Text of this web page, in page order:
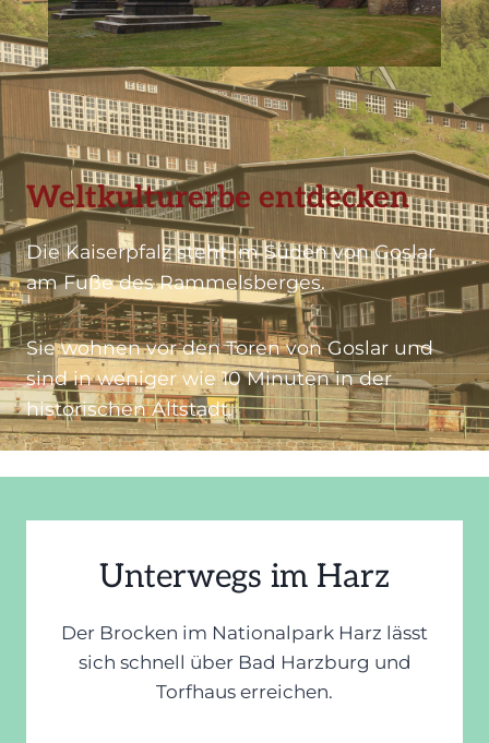
Weltkulturerbe entdecken
Die Kaiserpfalz steht im Süden von Goslar
am Fuße des Rammelsberges.
Sie wohnen vor den Toren von Goslar und
sind in weniger wie 10 Minuten in der
historischen Altstadt.
Unterwegs im Harz
Der Brocken im Nationalpark Harz lässt
sich schnell über Bad Harzburg und
Torfhaus erreichen.